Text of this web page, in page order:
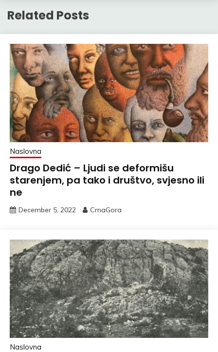
Related Posts
Naslovna
Drago Dedić – Ljudi se deformišu
starenjem, pa tako i društvo, svjesno ili
ne
December 5, 2022 CrnaGora
Naslovna